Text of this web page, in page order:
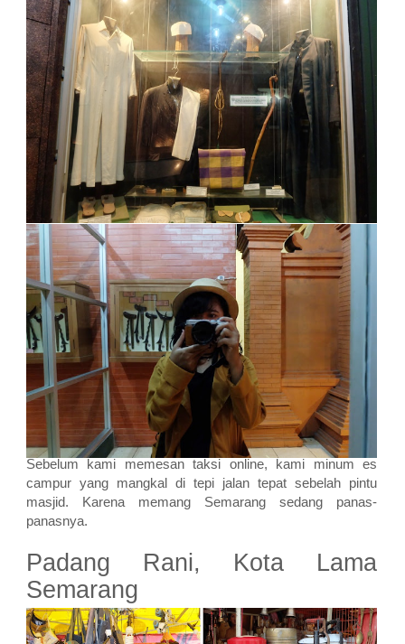
Sebelum kami memesan taksi online, kami minum es
campur yang mangkal di tepi jalan tepat sebelah pintu
masjid. Karena memang Semarang sedang panas-
panasnya.
Padang Rani, Kota Lama
Semarang